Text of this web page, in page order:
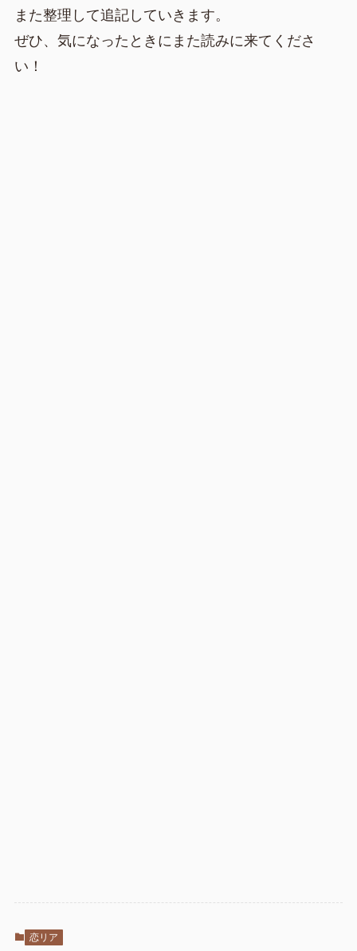
また整理して追記していきます。
ぜひ、気になったときにまた読みに来てくださ
い！
恋リア